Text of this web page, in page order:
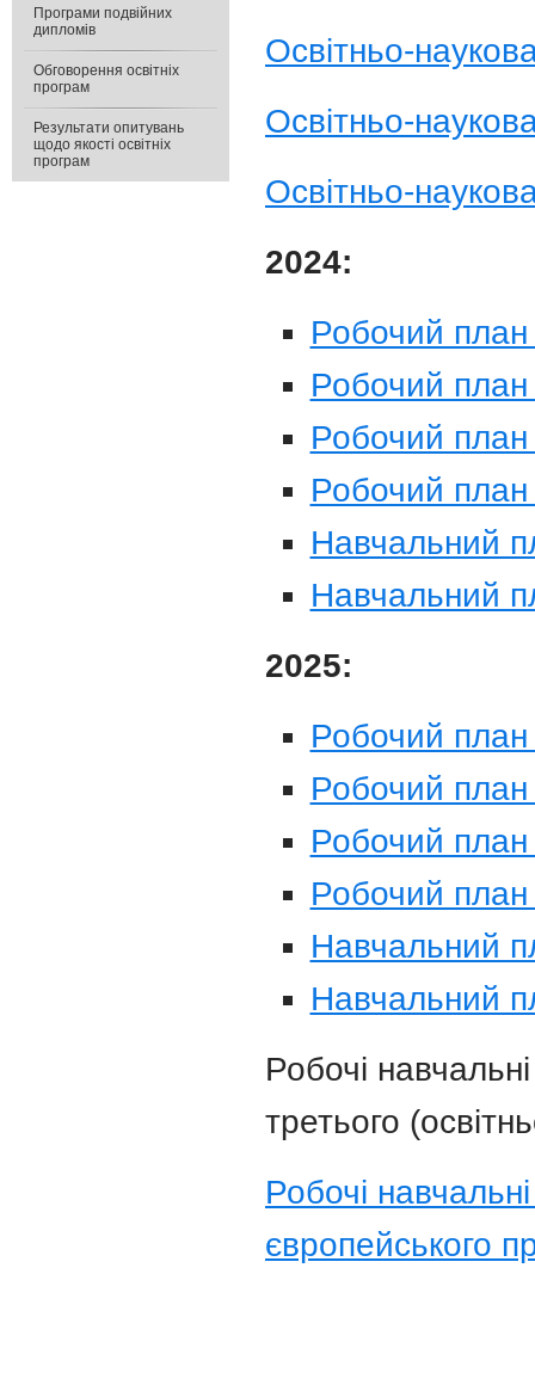
Освітньо-
Освітньо-
Освітньо-
2024:
Робочий
Робочий
Робочий
Робочий
Навчальний
Навчальний
2025:
Робочий
Робочий
Робочий
Робочий
Навчальний
Навчальний
Робочі
третього
Робочі
європейського
Програми подвійних
дипломів
Обговорення освітніх
програм
Результати опитувань
щодо якості освітніх
програм